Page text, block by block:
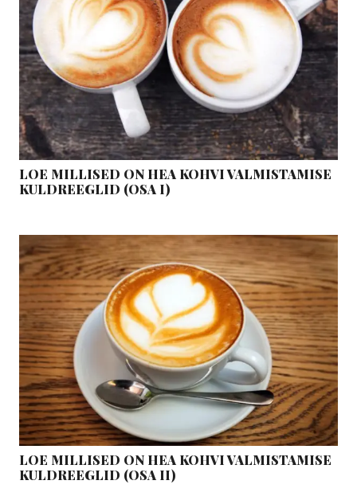
LOE MILLISED ON HEA KOHVI VALMISTAMISE
KULDREEGLID (OSA I)
LOE MILLISED ON HEA KOHVI VALMISTAMISE
KULDREEGLID (OSA II)